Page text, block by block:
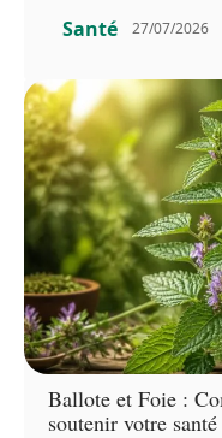
Santé 27/07/2026
Ballote et Foie :
soutenir votre